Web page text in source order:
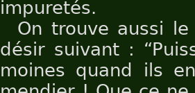
impuretés.
On trouve aussi
désir suivant :
moines quand ils